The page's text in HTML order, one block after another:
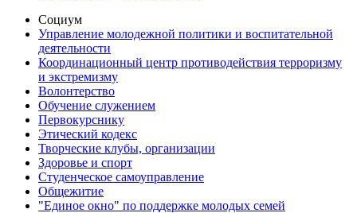
Социум
Управление молодежной политики и воспитательной
деятельности
Координационный центр противодействия терроризму
и экстремизму
Волонтерство
Обучение служением
Первокурснику
Этический кодекс
Творческие клубы, организации
Здоровье и спорт
Студенческое самоуправление
Общежитие
"Единое окно" по поддержке молодых семей